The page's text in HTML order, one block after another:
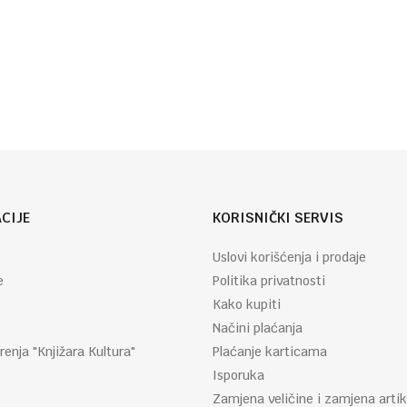
"Knjižara Kultura"
KORISNIČKI SERVIS
Uslovi korišćenja i prodaje
Politika privatnosti
Kako kupiti
Načini plaćanja
Plaćanje karticama
Isporuka
Zamjena veličine i zamjena